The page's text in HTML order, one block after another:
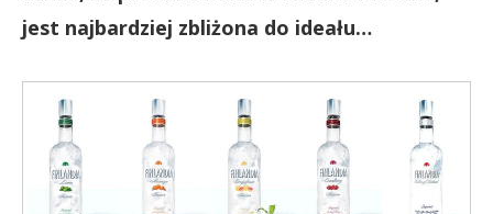
jest najbardziej zbliżona do ideału…